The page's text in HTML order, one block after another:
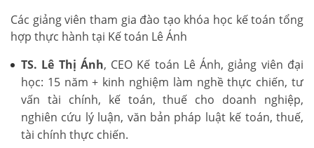
Các giảng viên tham gia đào tạo khóa học kế toán tổng
hợp thực hành tại Kế toán Lê Ánh
TS. Lê Thị Ánh, CEO Kế toán Lê Ánh, giảng viên đại
học: 15 năm + kinh nghiệm làm nghề thực chiến, tư
vấn tài chính, kế toán, thuế cho doanh nghiệp,
nghiên cứu lý luận, văn bản pháp luật kế toán, thuế,
tài chính thực chiến.